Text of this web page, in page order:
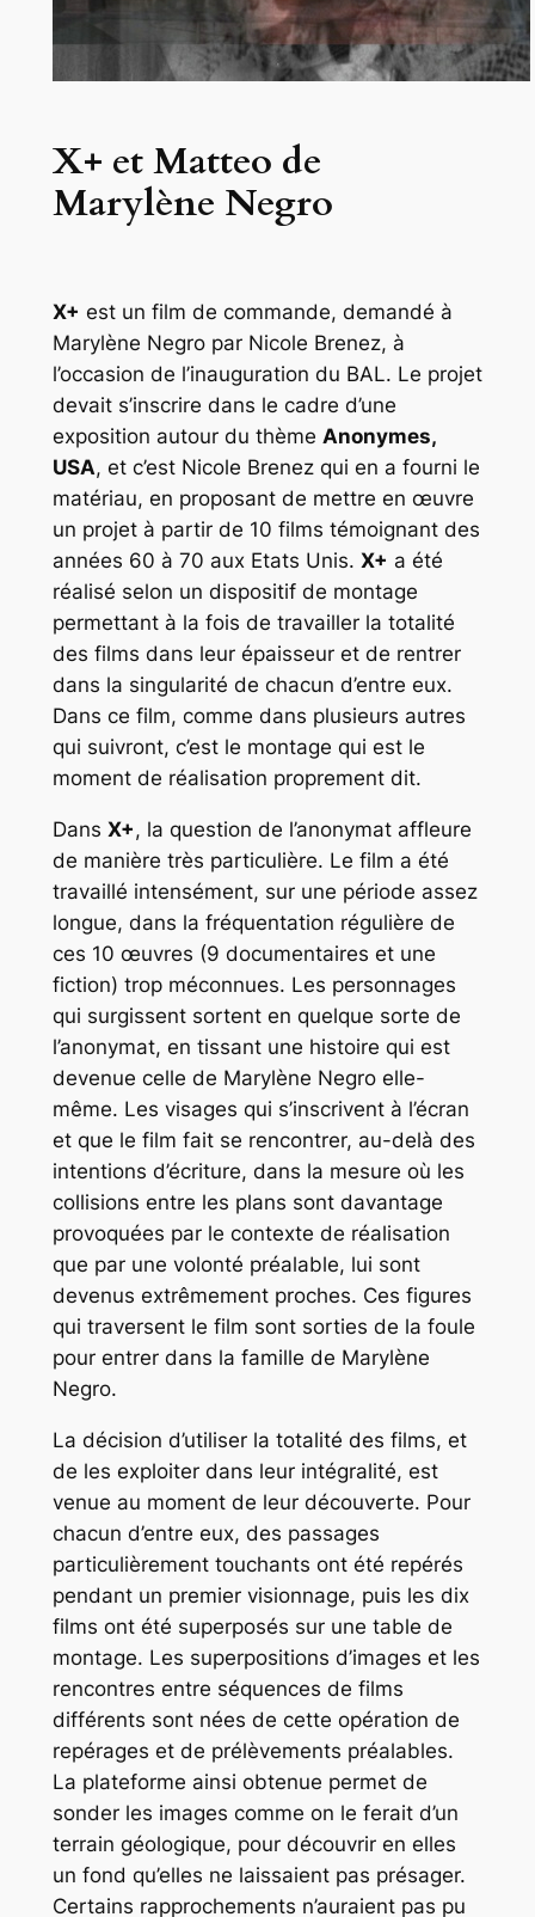
X+ et Matteo de
Marylène Negro
X+ est un film de commande, demandé à
Marylène Negro par Nicole Brenez, à
l’occasion de l’inauguration du BAL. Le projet
devait s’inscrire dans le cadre d’une
exposition autour du thème Anonymes,
USA, et c’est Nicole Brenez qui en a fourni le
matériau, en proposant de mettre en œuvre
un projet à partir de 10 films témoignant des
années 60 à 70 aux Etats Unis. X+ a été
réalisé selon un dispositif de montage
permettant à la fois de travailler la totalité
des films dans leur épaisseur et de rentrer
dans la singularité de chacun d’entre eux.
Dans ce film, comme dans plusieurs autres
qui suivront, c’est le montage qui est le
moment de réalisation proprement dit.
Dans X+, la question de l’anonymat affleure
de manière très particulière. Le film a été
travaillé intensément, sur une période assez
longue, dans la fréquentation régulière de
ces 10 œuvres (9 documentaires et une
fiction) trop méconnues. Les personnages
qui surgissent sortent en quelque sorte de
l’anonymat, en tissant une histoire qui est
devenue celle de Marylène Negro elle-
même. Les visages qui s’inscrivent à l’écran
et que le film fait se rencontrer, au-delà des
intentions d’écriture, dans la mesure où les
collisions entre les plans sont davantage
provoquées par le contexte de réalisation
que par une volonté préalable, lui sont
devenus extrêmement proches. Ces figures
qui traversent le film sont sorties de la foule
pour entrer dans la famille de Marylène
Negro.
La décision d’utiliser la totalité des films, et
de les exploiter dans leur intégralité, est
venue au moment de leur découverte. Pour
chacun d’entre eux, des passages
particulièrement touchants ont été repérés
pendant un premier visionnage, puis les dix
films ont été superposés sur une table de
montage. Les superpositions d’images et les
rencontres entre séquences de films
différents sont nées de cette opération de
repérages et de prélèvements préalables.
La plateforme ainsi obtenue permet de
sonder les images comme on le ferait d’un
terrain géologique, pour découvrir en elles
un fond qu’elles ne laissaient pas présager.
Certains rapprochements n’auraient pas pu